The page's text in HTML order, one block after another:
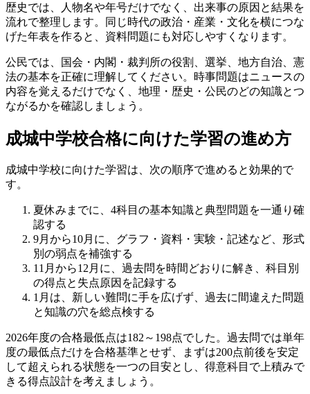
歴史では、人物名や年号だけでなく、出来事の原因と結果を
流れで整理します。同じ時代の政治・産業・文化を横につな
げた年表を作ると、資料問題にも対応しやすくなります。
公民では、国会・内閣・裁判所の役割、選挙、地方自治、憲
法の基本を正確に理解してください。 時事問題はニュースの
内容を覚えるだけでなく、地理・歴史・公民のどの知識とつ
ながるかを確認しましょう。
成城中学校合格に向けた学習の進め方
成城中学校に向けた学習は、次の順序で進めると効果的で
す。
夏休みまでに、4科目の基本知識と典型問題を一通り確
認する
9月から10月に、グラフ・資料・実験・記述など、形式
別の弱点を補強する
11月から12月に、過去問を時間どおりに解き、科目別
の得点と失点原因を記録する
1月は、新しい難問に手を広げず、過去に間違えた問題
と知識の穴を総点検する
2026年度の合格最低点は182～198点でした。過去問では単年
度の最低点だけを合格基準とせず、
まずは200点前後を安定
して超えられる状態を一つの目安とし、得意科目で上積みで
きる得点設計を考えましょう。